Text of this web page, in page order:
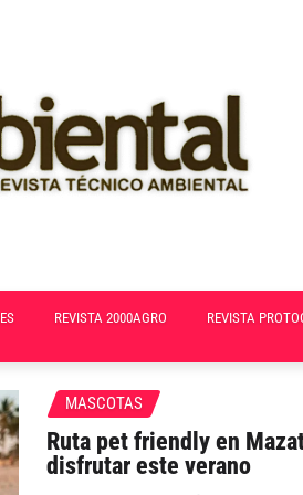
REVISTA 2000AGRO REVISTA
MASCOTAS
Ruta pet friendly en
disfrutar este verano